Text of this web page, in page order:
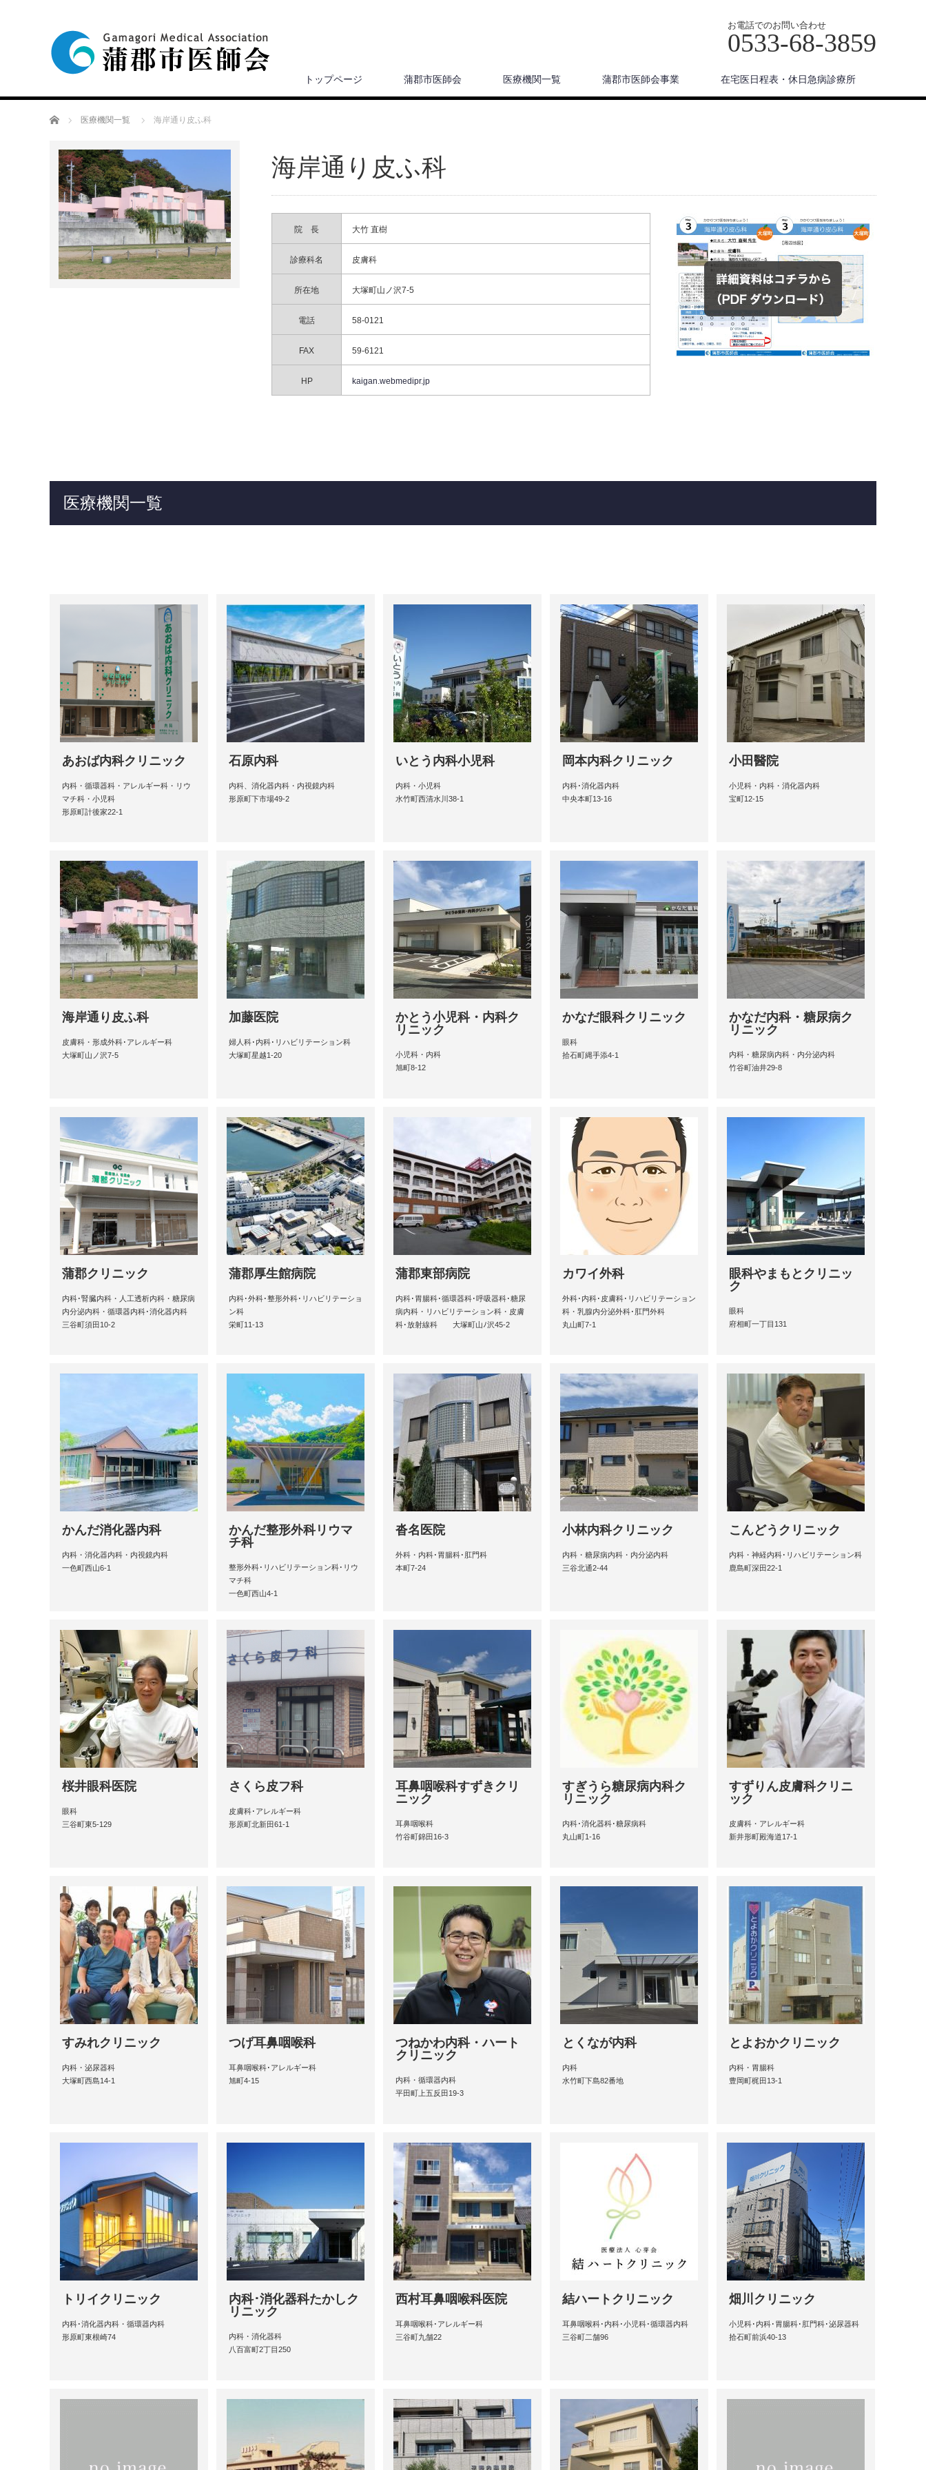
お電話でのお問い合わせ
0533-68-3859
トップページ 蒲郡市医師会 医療機関一覧 蒲郡市医師会事業 在宅医日程表・休日急病診療所
Home 医療機関一覧 海岸通り皮ふ科
海岸通り皮ふ科
院 長 大竹 直樹
診療科名 皮膚科
所在地 大塚町山ノ沢7-5
電話 58-0121
FAX 59-6121
HP kaigan.webmedipr.jp
医療機関一覧
あおば内科クリニック
内科・循環器科・アレルギー科・リウ
マチ科・小児科
形原町計後家22-1
石原内科
内科、消化器内科・内視鏡内科
形原町下市場49-2
いとう内科小児科
内科・小児科
水竹町西清水川38-1
岡本内科クリニック
内科･消化器内科
中央本町13-16
小田醫院
小児科・内科・消化器内科
宝町12-15
海岸通り皮ふ科
皮膚科・形成外科･アレルギー科
大塚町山ノ沢7-5
加藤医院
婦人科･内科･リハビリテーション科
大塚町星越1-20
かとう小児科・内科ク
リニック
小児科・内科
旭町8-12
かなだ眼科クリニック
眼科
拾石町縄手添4-1
かなだ内科・糖尿病ク
リニック
内科・糖尿病内科・内分泌内科
竹谷町油井29-8
蒲郡クリニック
内科･腎臓内科・人工透析内科・糖尿病
内分泌内科・循環器内科･消化器内科
三谷町須田10-2
蒲郡厚生館病院
内科･外科･整形外科･リハビリテーショ
ン科
栄町11-13
蒲郡東部病院
内科･胃腸科･循環器科･呼吸器科･糖尿
病内科・リハビリテーション科・皮膚
科･放射線科 大塚町山ﾉ沢45-2
カワイ外科
外科･内科･皮膚科･リハビリテーション
科・乳腺内分泌外科･肛門外科
丸山町7-1
眼科やまもとクリニッ
ク
眼科
府相町一丁目131
かんだ消化器内科
内科・消化器内科・内視鏡内科
一色町西山6-1
かんだ整形外科リウマ
チ科
整形外科･リハビリテーション科･リウ
マチ科
一色町西山4-1
沓名医院
外科・内科･胃腸科･肛門科
本町7-24
小林内科クリニック
内科・糖尿病内科・内分泌内科
三谷北通2-44
こんどうクリニック
内科・神経内科･リハビリテーション科
鹿島町深田22-1
桜井眼科医院
眼科
三谷町東5-129
さくら皮フ科
皮膚科･アレルギー科
形原町北新田61-1
耳鼻咽喉科すずきクリ
ニック
耳鼻咽喉科
竹谷町錦田16-3
すぎうら糖尿病内科ク
リニック
内科･消化器科･糖尿病科
丸山町1-16
すずりん皮膚科クリニ
ック
皮膚科・アレルギー科
新井形町殿海道17-1
すみれクリニック
内科・泌尿器科
大塚町西島14-1
つげ耳鼻咽喉科
耳鼻咽喉科･アレルギー科
旭町4-15
つねかわ内科・ハート
クリニック
内科・循環器内科
平田町上五反田19-3
とくなが内科
内科
水竹町下島82番地
とよおかクリニック
内科・胃腸科
豊岡町梶田13-1
トリイクリニック
内科･消化器内科・循環器内科
形原町東根崎74
内科･消化器科たかしク
リニック
内科・消化器科
八百富町2丁目250
西村耳鼻咽喉科医院
耳鼻咽喉科･アレルギー科
三谷町九舗22
結ハートクリニック
耳鼻咽喉科･内科･小児科･循環器内科
三谷町二舗96
畑川クリニック
小児科･内科･胃腸科･肛門科･泌尿器科
拾石町前浜40-13